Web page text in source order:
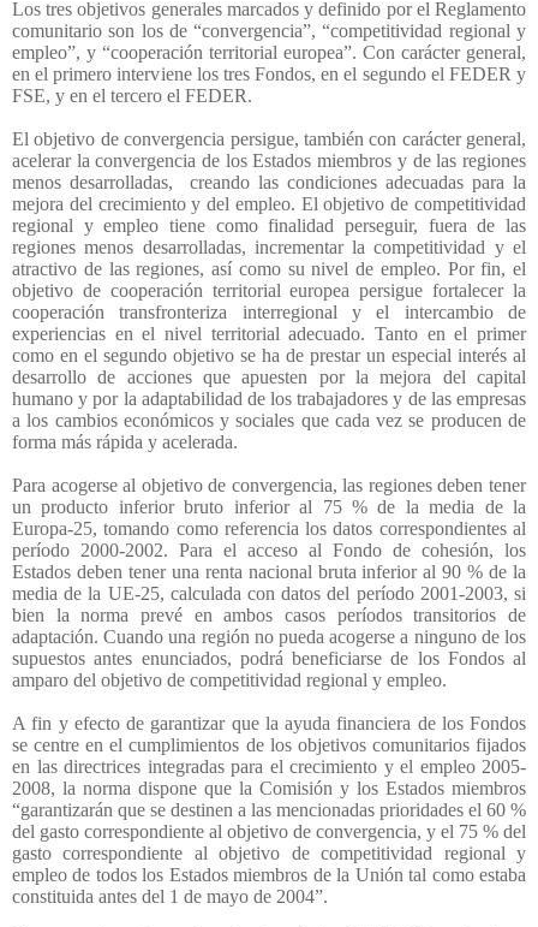
Los tres objetivos generales marcados y definido por el Reglamento
comunitario son los de “convergencia”, “competitividad regional y
empleo”, y “cooperación territorial europea”. Con carácter general,
en el primero interviene los tres Fondos, en el segundo el FEDER y
FSE, y en el tercero el FEDER.
El objetivo de convergencia persigue, también con carácter general,
acelerar la convergencia de los Estados miembros y de las regiones
menos desarrolladas,
creando las condiciones adecuadas para la
mejora del crecimiento y del empleo. El objetivo de competitividad
regional y empleo tiene como finalidad perseguir, fuera de las
regiones menos desarrolladas, incrementar la competitividad y el
atractivo de las regiones, así como su nivel de empleo. Por fin, el
objetivo de cooperación territorial europea persigue fortalecer la
cooperación transfronteriza interregional y el intercambio de
experiencias en el nivel territorial adecuado. Tanto en el primer
como en el segundo objetivo se ha de prestar un especial interés al
desarrollo de acciones que apuesten por la mejora del capital
humano y por la adaptabilidad de los trabajadores y de las empresas
a los cambios económicos y sociales que cada vez se producen de
forma más rápida y acelerada.
Para acogerse al objetivo de convergencia, las regiones deben tener
un producto inferior bruto inferior al 75 % de la media de la
Europa-25, tomando como referencia los datos correspondientes al
período 2000-2002. Para el acceso al Fondo de cohesión, los
Estados deben tener una renta nacional bruta inferior al 90 % de la
media de la UE-25, calculada con datos del período 2001-2003, si
bien la norma prevé en ambos casos períodos transitorios de
adaptación. Cuando una región no pueda acogerse a ninguno de los
supuestos antes enunciados, podrá beneficiarse de los Fondos al
amparo del objetivo de competitividad regional y empleo.
A fin y efecto de garantizar que la ayuda financiera de los Fondos
se centre en el cumplimientos de los objetivos comunitarios fijados
en las directrices integradas para el crecimiento y el empleo 2005-
2008, la norma dispone que la Comisión y los Estados miembros
“garantizarán que se destinen a las mencionadas prioridades el 60 %
del gasto correspondiente al objetivo de convergencia, y el 75 % del
gasto correspondiente al objetivo de competitividad regional y
empleo de todos los Estados miembros de la Unión tal como estaba
constituida antes del 1 de mayo de 2004”.